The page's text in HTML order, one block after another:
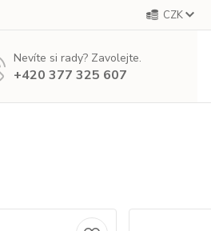
CZK
Nevíte si rady? Zavolejte.
+420 377 325 607